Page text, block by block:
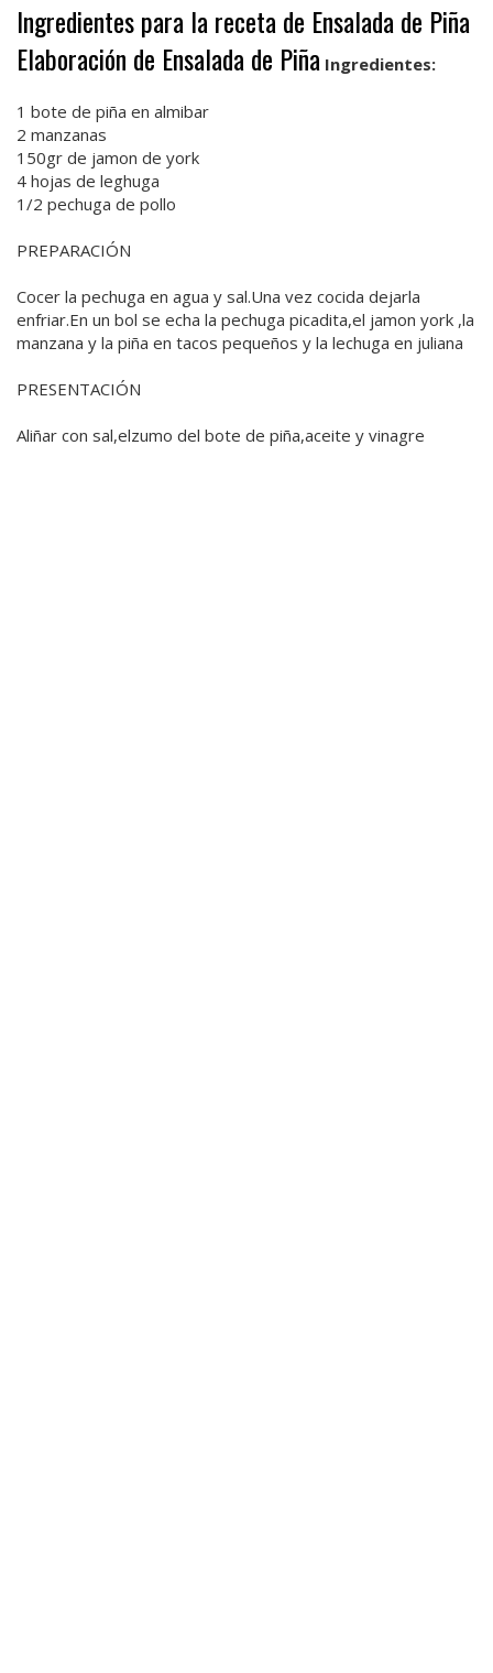
Ingredientes para la receta de Ensalada de Piña
Elaboración de Ensalada de Piña Ingredientes:
1 bote de piña en almibar
2 manzanas
150gr de jamon de york
4 hojas de leghuga
1/2 pechuga de pollo
PREPARACIÓN
Cocer la pechuga en agua y sal.Una vez cocida dejarla
enfriar.En un bol se echa la pechuga picadita,el jamon york ,la
manzana y la piña en tacos pequeños y la lechuga en juliana
PRESENTACIÓN
Aliñar con sal,elzumo del bote de piña,aceite y vinagre